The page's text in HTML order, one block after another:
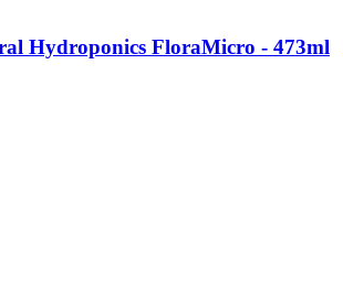
Hydroponics FloraMicro - 473ml